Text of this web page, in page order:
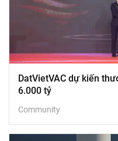
DatVietVAC dự kiến
6.000 tỷ
Community